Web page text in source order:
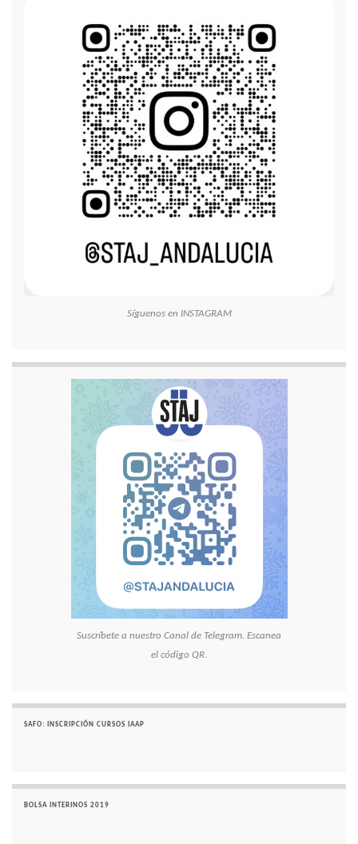
Síguenos en INSTAGRAM
Suscríbete a nuestro Canal de Telegram. Escanea
el código QR.
SAFO: INSCRIPCIÓN CURSOS IAAP
BOLSA INTERINOS 2019